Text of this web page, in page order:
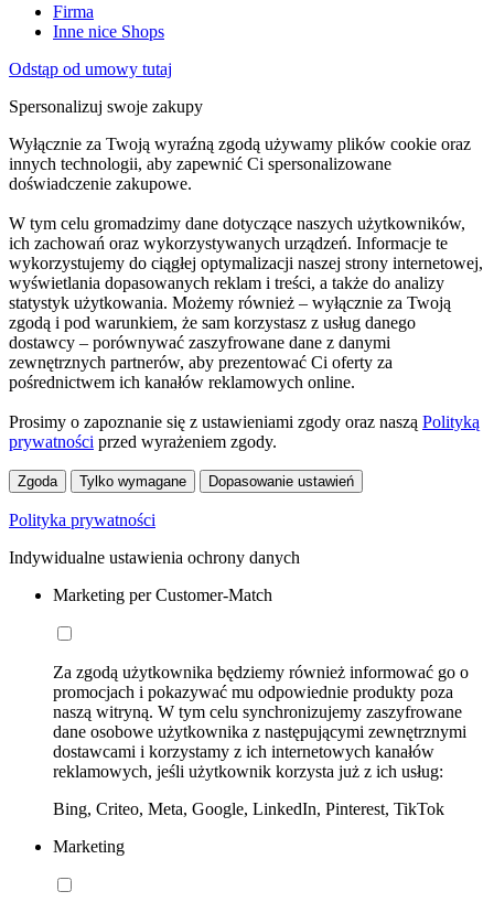
Firma
Inne nice Shops
Odstąp od umowy tutaj
Spersonalizuj swoje zakupy
Wyłącznie za Twoją wyraźną zgodą używamy plików cookie oraz
innych technologii, aby zapewnić Ci spersonalizowane
doświadczenie zakupowe.
W tym celu gromadzimy dane dotyczące naszych użytkowników,
ich zachowań oraz wykorzystywanych urządzeń. Informacje te
wykorzystujemy do ciągłej optymalizacji naszej strony internetowej,
wyświetlania dopasowanych reklam i treści, a także do analizy
statystyk użytkowania. Możemy również – wyłącznie za Twoją
zgodą i pod warunkiem, że sam korzystasz z usług danego
dostawcy – porównywać zaszyfrowane dane z danymi
zewnętrznych partnerów, aby prezentować Ci oferty za
pośrednictwem ich kanałów reklamowych online.
Prosimy o zapoznanie się z ustawieniami zgody oraz naszą Polityką
prywatności przed wyrażeniem zgody.
Zgoda Tylko wymagane Dopasowanie ustawień
Polityka prywatności
Indywidualne ustawienia ochrony danych
Marketing per Customer-Match
Za zgodą użytkownika będziemy również informować go o
promocjach i pokazywać mu odpowiednie produkty poza
naszą witryną. W tym celu synchronizujemy zaszyfrowane
dane osobowe użytkownika z następującymi zewnętrznymi
dostawcami i korzystamy z ich internetowych kanałów
reklamowych, jeśli użytkownik korzysta już z ich usług:
Bing, Criteo, Meta, Google, LinkedIn, Pinterest, TikTok
Marketing